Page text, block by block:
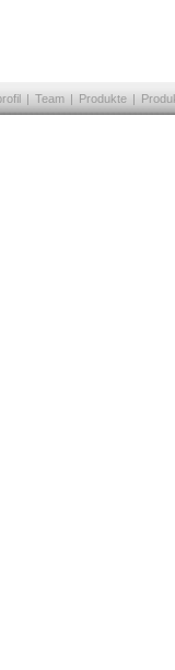
| Team | Produkte |